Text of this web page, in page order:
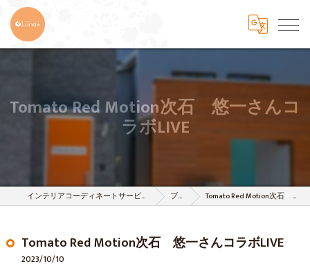
Tomato Red Motion次石 悠一さんコ
ラボLIVE
インテリアコーディネートサービスは株式会社 樹-itsuki- ブログ Tomato Red Motion次石 悠一さんコラボLIVE
Tomato Red Motion次石 悠一さんコラボLIVE
2023/10/10